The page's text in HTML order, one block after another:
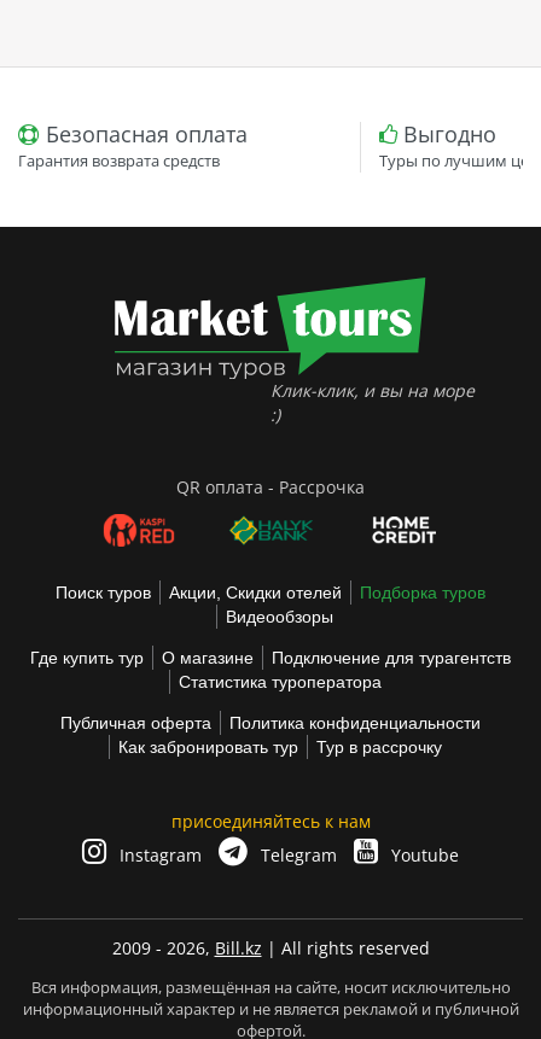
Безопасная оплата
Гарантия возврата средств
Выгодно
Туры по лучшим
Клик-клик, и вы на море
:)
QR оплата - Рассрочка
Поиск туров Акции, Скидки отелей
Подборка туров
Видеообзоры
Где купить тур О магазине
Подключение для турагентств
Статистика туроператора
Публичная оферта
Политика конфиденциальности
Как забронировать тур
Тур в рассрочку
присоединяйтесь к нам
Instagram
Telegram Youtube
2009 - 2026, Bill.kz | All rights reserved
Вся информация, размещённая на сайте, носит исключительно
информационный характер и не является рекламой и публичной
офертой.